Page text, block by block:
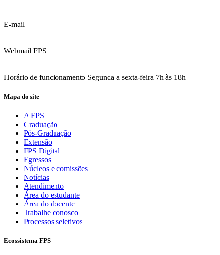
E-mail
Webmail FPS
Horário de funcionamento Segunda a sexta-feira 7h às 18h
Mapa do site
A FPS
Graduação
Pós-Graduação
Extensão
FPS Digital
Egressos
Núcleos e comissões
Notícias
Atendimento
Área do estudante
Área do docente
Trabalhe conosco
Processos seletivos
Ecossistema FPS